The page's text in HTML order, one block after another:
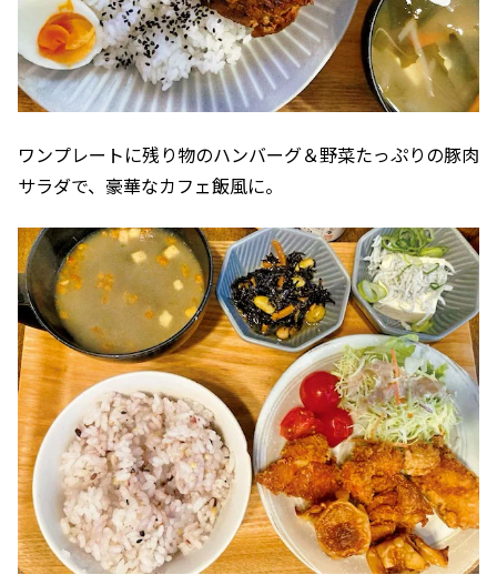
ワンプレートに残り物のハンバーグ＆野菜たっぷりの豚肉
サラダで、豪華なカフェ飯風に。